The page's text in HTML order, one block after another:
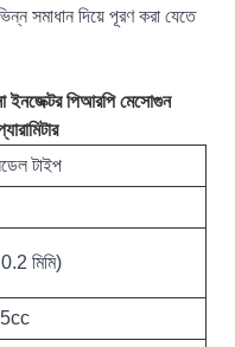
সমাধান দিয়ে পূরণ করা যেতে
ইনজেক্টর পিআরপি মেসোগুন
টাইপ
মিমি)